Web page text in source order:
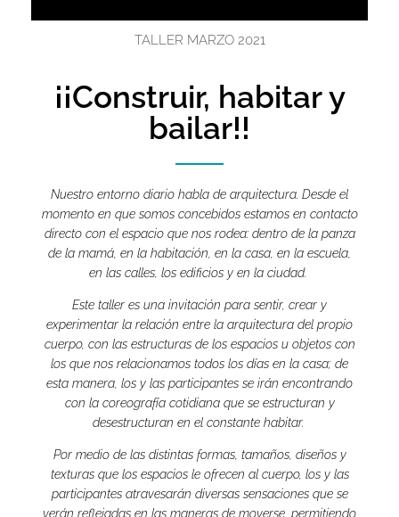
n
e
o
n
TALLER MARZO 2021
¡¡Construir, habitar y
bailar!!
Nuestro entorno diario habla de arquitectura. Desde el
momento en que somos concebidos estamos en contacto
directo con el espacio que nos rodea: dentro de la panza
de la mamá, en la habitación, en la casa, en la escuela,
en las calles, los edificios y en la ciudad.
Este taller es una invitación para sentir, crear y
experimentar la relación entre la arquitectura del propio
cuerpo, con las estructuras de los espacios u objetos con
los que nos relacionamos todos los días en la casa; de
esta manera, los y las participantes se irán encontrando
con la coreografía cotidiana que se estructuran y
desestructuran en el constante habitar.
Por medio de las distintas formas, tamaños, diseños y
texturas que los espacios le ofrecen al cuerpo, los y las
participantes atravesarán diversas sensaciones que se
verán reflejadas en las maneras de moverse, permitiendo